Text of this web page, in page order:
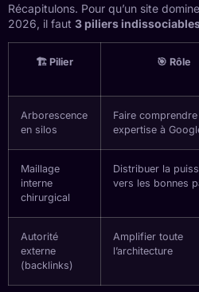
Récapitulons. Pour qu’un site
2026, il faut 3 piliers
🏗️ Pilier 🎯 Rôle
Arborescence
en silos
Faire
expertise à
Maillage
interne
chirurgical
Distribuer la
vers les bonnes
Autorité
externe
(backlinks)
Amplifier toute
l’architecture